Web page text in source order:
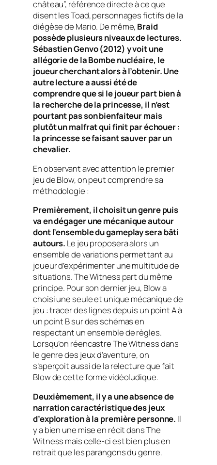
château”, référence directe à ce que
disent les Toad, personnages fictifs de la
diégèse de Mario. De même, Braid
possède plusieurs niveaux de lectures.
Sébastien Genvo (2012) y voit une
allégorie de la Bombe nucléaire, le
joueur cherchant alors à l’obtenir. Une
autre lecture a aussi été de
comprendre que si le joueur part bien à
la recherche de la princesse, il n’est
pourtant pas son bienfaiteur mais
plutôt un malfrat qui finit par échouer :
la princesse se faisant sauver par un
chevalier.
En observant avec attention le premier
jeu de Blow, on peut comprendre sa
méthodologie :
Premièrement, il choisit un genre puis
va en dégager une mécanique autour
dont l’ensemble du gameplay sera bâti
autours. Le jeu proposera alors un
ensemble de variations permettant au
joueur d’expérimenter une multitude de
situations. The Witness part du même
principe. Pour son dernier jeu, Blow a
choisi une seule et unique mécanique de
jeu : tracer des lignes depuis un point A à
un point B sur des schémas en
respectant un ensemble de règles.
Lorsqu’on réencastre The Witness dans
le genre des jeux d’aventure, on
s’aperçoit aussi de la relecture que fait
Blow de cette forme vidéoludique.
Deuxièmement, il y a une absence de
narration caractéristique des jeux
d’exploration à la première personne. Il
y a bien une mise en récit dans The
Witness mais celle-ci est bien plus en
retrait que les parangons du genre.